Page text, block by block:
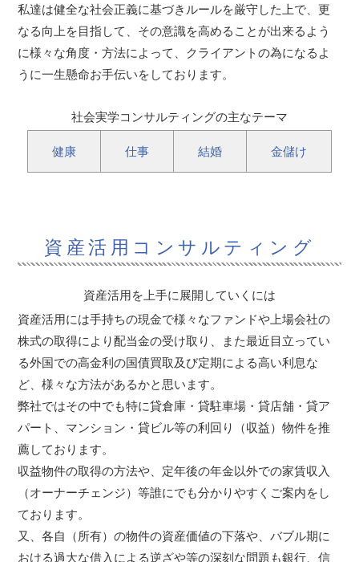
私達は健全な社会正義に基づきルールを厳守した上で、更
なる向上を目指して、その意識を高めることが出来るよう
に様々な角度・方法によって、クライアントの為になるよ
うに一生懸命お手伝いをしております。
社会実学コンサルティングの主なテーマ
健康 仕事 結婚 金儲け
資産活用コンサルティング
資産活用を上手に展開していくには
資産活用には手持ちの現金で様々なファンドや上場会社の
株式の取得により配当金の受け取り、また最近目立ってい
る外国での高金利の国債買取及び定期による高い利息な
ど、様々な方法があるかと思います。
弊社ではその中でも特に貸倉庫・貸駐車場・貸店舗・貸ア
パート、マンション・貸ビル等の利回り（収益）物件を推
薦しております。
収益物件の取得の方法や、定年後の年金以外での家賃収入
（オーナーチェンジ）等誰にでも分かりやすくご案内をし
ております。
又、各自（所有）の物件の資産価値の下落や、バブル期に
おける過大な借入による逆ざや等の深刻な問題も銀行、信